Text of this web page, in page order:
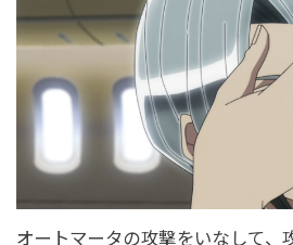
オートマータの攻撃をいなして、